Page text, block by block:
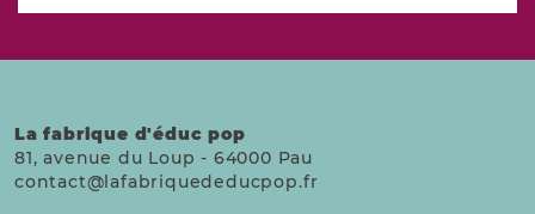
La fabrique d'éduc pop
81, avenue du Loup - 64000 Pau
contact@lafabriquededucpop.fr